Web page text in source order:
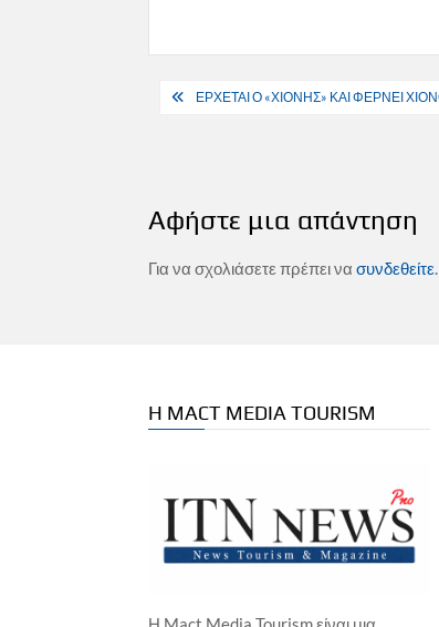
Πλοήγηση
ΕΡΧΕΤΑΙ Ο «ΧΙΟΝΗΣ» ΚΑΙ ΦΕΡΝΕΙ
Αφήστε μια απάντηση
Για να σχολιάσετε πρέπει νασυνδεθείτε.
Η MACT MEDIA TOURISM